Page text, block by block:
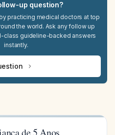
up question?
practicing medical doctors at top
the world. Ask any follow up
class guideline-backed answers
instantly.
de 5 Anos